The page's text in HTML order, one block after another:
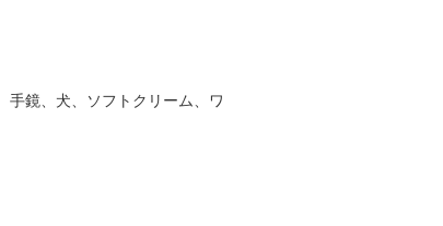
手鏡、犬、ソフトクリーム、ワ